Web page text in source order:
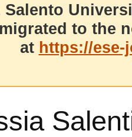
Salento
to the
at https://